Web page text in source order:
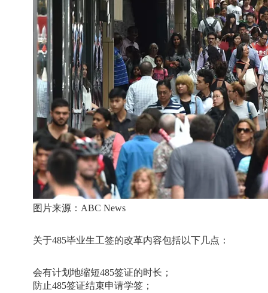
图片来源： ABC News
关于485毕业生工签的改革内容包括以下几点：
会有计划地缩短485签证的时长；
防止485签证结束申请学签；